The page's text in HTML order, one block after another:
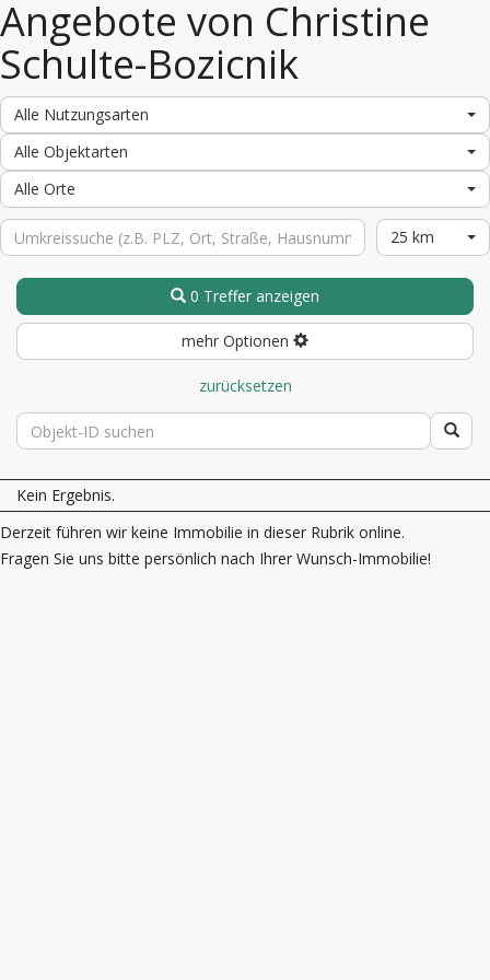
Angebote von Christine
Schulte-Bozicnik
Alle Nutzungsarten
Alle Objektarten
Alle Orte
25 km
0 Treffer anzeigen
mehr Optionen
zurücksetzen
Kein Ergebnis.
Derzeit führen wir keine Immobilie in dieser Rubrik online.
Fragen Sie uns bitte persönlich nach Ihrer Wunsch-Immobilie!